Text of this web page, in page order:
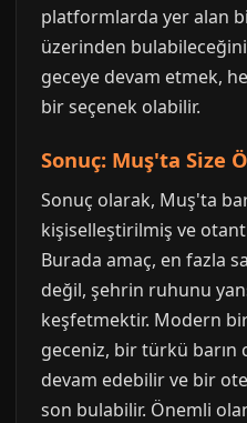
platformlarda yer alan
üzerinden
geceye devam etmek,
bir seçenek olabilir.
Sonuç: Muş'ta Size
Sonuç olarak, Muş'ta
kişiselleştirilmiş ve
Burada amaç, en fazla
değil, şehrin ruhunu
keşfetmektir. Modern
geceniz, bir türkü
devam edebilir ve bir
son bulabilir. Önemli